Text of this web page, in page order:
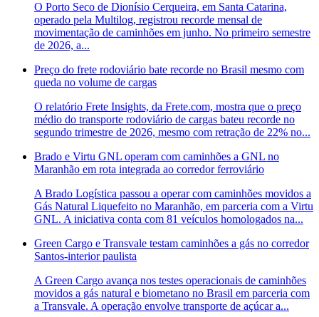
O Porto Seco de Dionísio Cerqueira, em Santa Catarina,
operado pela Multilog, registrou recorde mensal de
movimentação de caminhões em junho. No primeiro semestre
de 2026, a...
Preço do frete rodoviário bate recorde no Brasil mesmo com
queda no volume de cargas
O relatório Frete Insights, da Frete.com, mostra que o preço
médio do transporte rodoviário de cargas bateu recorde no
segundo trimestre de 2026, mesmo com retração de 22% no...
Brado e Virtu GNL operam com caminhões a GNL no
Maranhão em rota integrada ao corredor ferroviário
A Brado Logística passou a operar com caminhões movidos a
Gás Natural Liquefeito no Maranhão, em parceria com a Virtu
GNL. A iniciativa conta com 81 veículos homologados na...
Green Cargo e Transvale testam caminhões a gás no corredor
Santos-interior paulista
A Green Cargo avança nos testes operacionais de caminhões
movidos a gás natural e biometano no Brasil em parceria com
a Transvale. A operação envolve transporte de açúcar a...